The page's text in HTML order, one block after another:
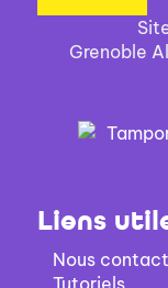
Grenoble
Liens
Nous
Tutoriels